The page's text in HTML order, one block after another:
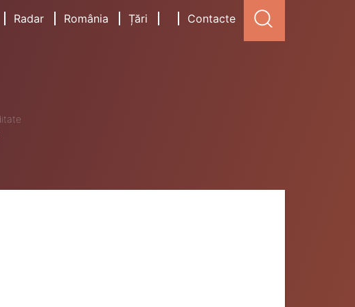
Radar România Țări Contacte